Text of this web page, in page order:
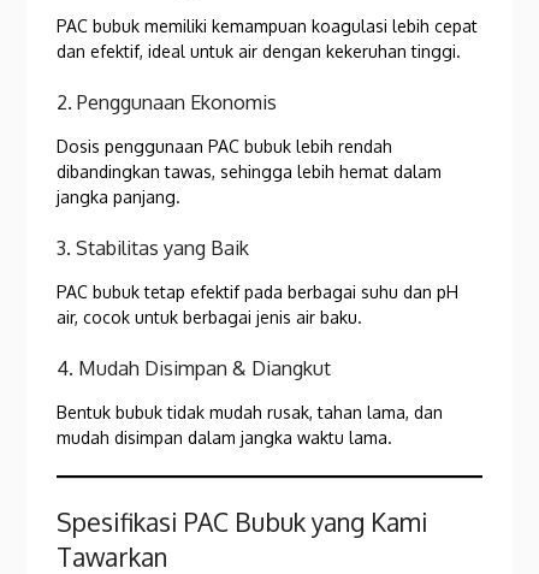
PAC bubuk memiliki kemampuan koagulasi lebih cepat
dan efektif, ideal untuk air dengan kekeruhan tinggi.
2. Penggunaan Ekonomis
Dosis penggunaan PAC bubuk lebih rendah
dibandingkan tawas, sehingga lebih hemat dalam
jangka panjang.
3. Stabilitas yang Baik
PAC bubuk tetap efektif pada berbagai suhu dan pH
air, cocok untuk berbagai jenis air baku.
4. Mudah Disimpan & Diangkut
Bentuk bubuk tidak mudah rusak, tahan lama, dan
mudah disimpan dalam jangka waktu lama.
Spesifikasi PAC Bubuk yang Kami
Tawarkan